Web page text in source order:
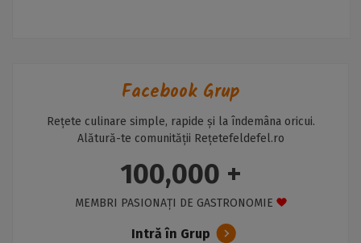
Facebook Grup
Rețete culinare simple, rapide și la îndemâna oricui.
Alătură-te comunității Rețetefeldefel.ro
100,000 +
MEMBRI PASIONAȚI DE GASTRONOMIE
Intră în Grup